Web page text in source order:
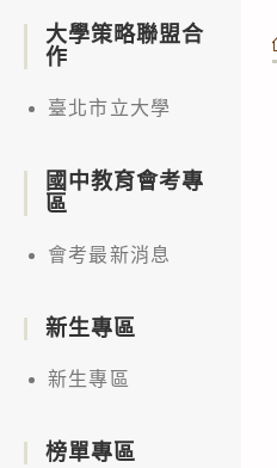
大學策略聯盟合
作
臺北市立大學
國中教育會考專
區
會考最新消息
新生專區
新生專區
榜單專區